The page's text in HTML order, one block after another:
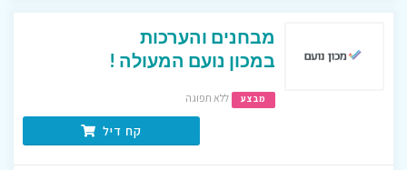
מבחנים והערכות
במכון נועם המעולה !
מבצע ללא תפוגה
קח דיל